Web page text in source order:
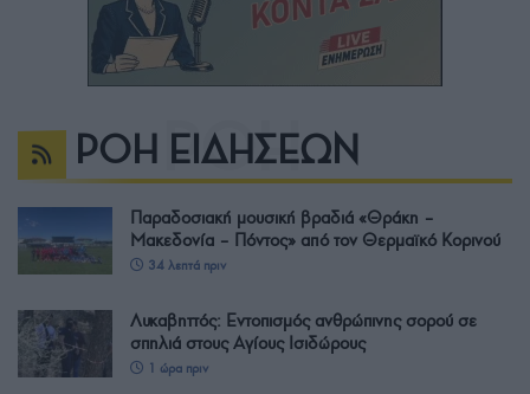
ΡΟΗ ΕΙΔΗΣΕΩΝ
Παραδοσιακή μουσική βραδιά «Θράκη –
Μακεδονία – Πόντος» από τον Θερμαϊκό Κορινού
34 λεπτά πριν
Λυκαβηττός: Εντοπισμός ανθρώπινης σορού σε
σπηλιά στους Αγίους Ισιδώρους
1 ώρα πριν